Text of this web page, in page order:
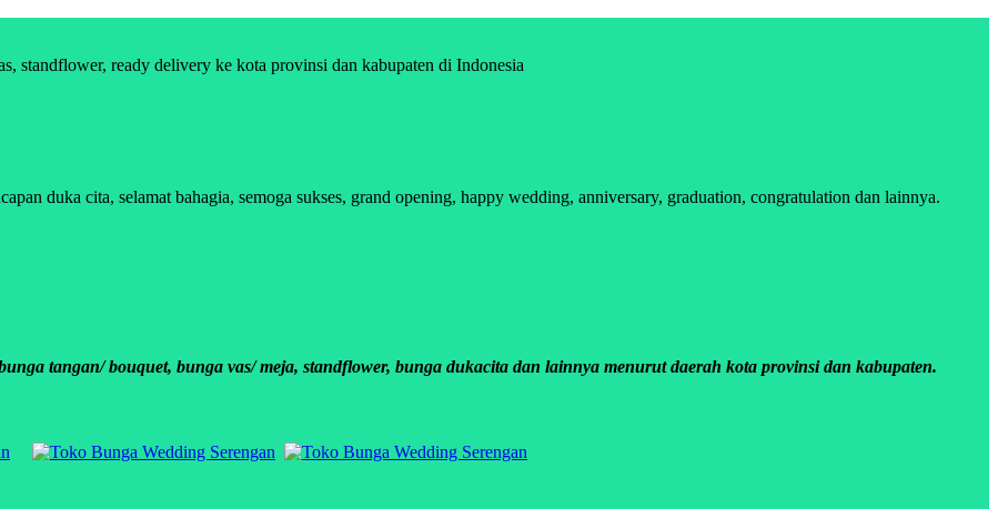
standflower, ready delivery ke kota provinsi dan kabupaten di Indonesia
duka cita, selamat bahagia, semoga sukses, grand opening, happy wedding, anniversary, graduation, congratulation dan lainnya.
tangan/ bouquet, bunga vas/ meja, standflower, bunga dukacita dan lainnya menurut daerah kota provinsi dan kabupaten.